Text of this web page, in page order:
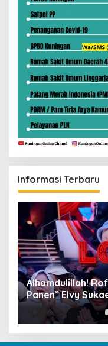
Informasi Terbaru
Alhamdulillah!
Panen” Elvy